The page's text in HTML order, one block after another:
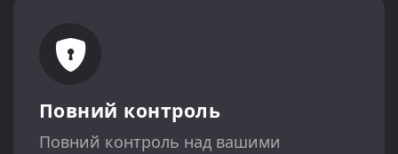
Повний контроль
Повний контроль над вашими